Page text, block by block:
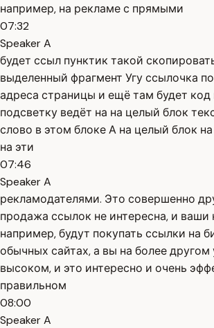
например, на рекламе с прямыми
07:32
Speaker A
будет ссыл пунктик такой
выделенный фрагмент Угу ссылочка
адреса страницы и ещё там будет код
подсветку ведёт на на целый блок
слово в этом блоке А на целый блок
на эти
07:46
Speaker A
рекламодателями. Это совершенно
продажа ссылок не интересна, и ваши
например, будут покупать ссылки на
обычных сайтах, а вы на более другом
высоком, и это интересно и очень
правильном
08:00
Speaker A